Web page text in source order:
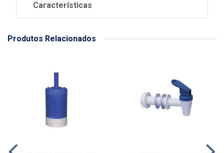
Características
Produtos Relacionados